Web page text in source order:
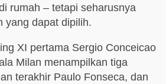
rumah – tetapi seharusnya
yang dapat dipilih.
XI pertama Sergio Conceicao
Milan menampilkan tiga
terakhir Paulo Fonseca, dan